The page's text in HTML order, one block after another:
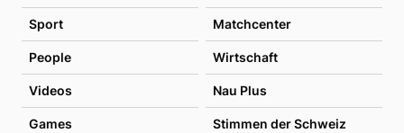
Sport Matchcenter
People Wirtschaft
Videos Nau Plus
Games Stimmen der Schweiz